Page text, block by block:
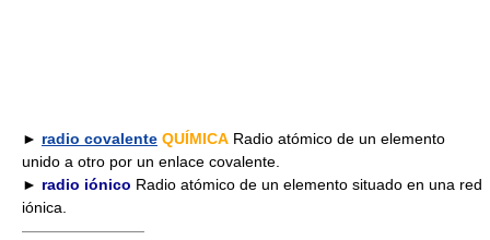
► radio covalente QUÍMICA Radio atómico de un elemento
unido a otro por un enlace covalente.
► radio iónico Radio atómico de un elemento situado en una red
iónica.
————————